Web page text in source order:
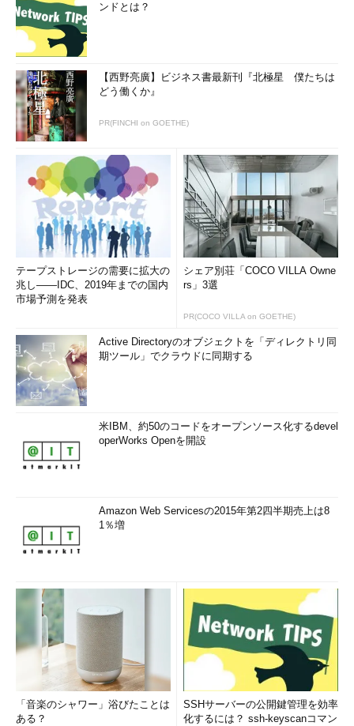
今回想定する「Workgroup」ネットワークにおいて、共有資源
を公開しているのはSV01だけである。そこで「Sv01」アイコン
をダブルクリックしてみる。すると、SV01がネットワークに対
して公開している共有資源（共有フォルダと共有プリンタ）が次
のように表示される。
SV01がネットワークに公開している共有資源を一
覧する
コンピュータ一覧から特定のアイコンをダブルク
リックすると、そのコンピュータが公開している
共有資源を一覧表示することができる。
（1）公開されている共有フォルダ。資源名は
「usr」。ネットワークを介して、このフォルダ以
下にあるファイルを読み書きすることができる。
（2）公開されている共有プリンタ。資源名は
「lp01」。プリンタ・ドライバのセットアップを
て印刷することができる。
（3）SV01が公開しているプリンタやFAXを一覧
するためのアイコン。今回の例では、ダブルクリ
共有フォルダにせよ、共有プリンタにせよ、ローカル・フォル
ダやローカル・プリンタとまったく同様にして、共有フォルダ以
Windowsネットワークの歴史
ンドとは？
【西野亮廣】ビジネス書最新刊『北極星 僕たちは
どう働くか』
PR(FINCHI on GOETHE)
テープストレージの需要に拡大の
兆し――IDC、2019年までの国内
市場予測を発表
シェア別荘「COCO VILLA Owne
rs」3選
PR(COCO VILLA on GOETHE)
Active Directoryのオブジェクトを「ディレクトリ同
期ツール」でクラウドに同期する
米IBM、約50のコードをオープンソース化するdevel
operWorks Openを開設
Amazon Web Servicesの2015年第2四半期売上は8
1％増
「音楽のシャワー」浴びたことは
ある？
SSHサーバーの公開鍵管理を効率
化するには？ ssh-keyscanコマン